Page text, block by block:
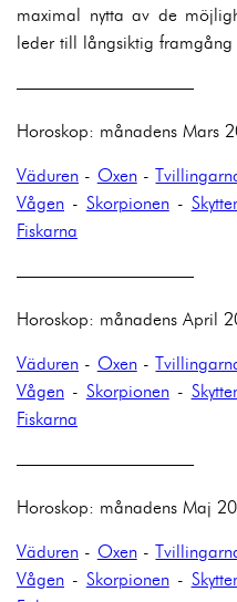
maximal nytta av de
leder till långsiktig framgång
——————————
Horoskop: månadens Mars
Väduren - Oxen-
Vågen - Skorpionen-
Fiskarna
——————————
Horoskop: månadens April
Väduren - Oxen-
Vågen - Skorpionen-
Fiskarna
——————————
Horoskop: månadens Maj
Väduren - Oxen-
Vågen - Skorpionen-